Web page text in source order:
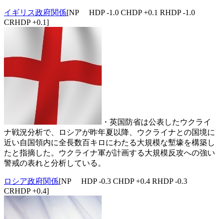
イギリス政府関係[NP HDP -1.0 CHDP +0.1 RHDP -1.0
CRHDP +0.1]
・英国防省は公表したウクライ
ナ戦況分析で、ロシアが昨年夏以降、ウクライナとの国境に
近い自国領内に全長数百キロにわたる大規模な塹壕を構築し
たと指摘した。ウクライナ軍が計画する大規模反攻への強い
警戒の表れと分析している。
ロシア政府関係[NP HDP -0.3 CHDP +0.4 RHDP -0.3
CRHDP +0.4]